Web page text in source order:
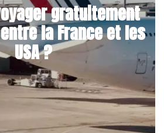
gratuitement
la France et les
USA ?